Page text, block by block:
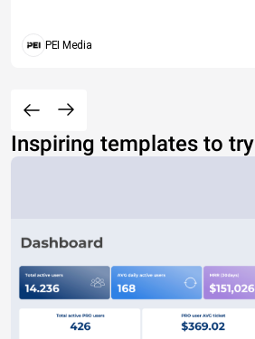
PEI Media
Inspiring templates to try